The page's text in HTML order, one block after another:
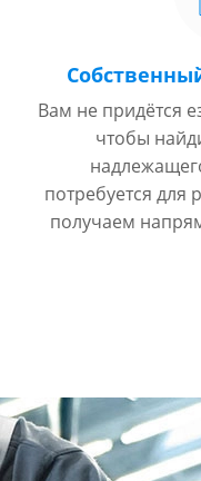
Вам не придётся
чтобы
потребуется для
получаем